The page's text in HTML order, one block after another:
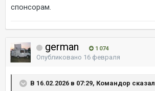
спонсорам.
german 1 074
Опубликовано 16 февраля
В 16.02.2026 в 07:29, Командор